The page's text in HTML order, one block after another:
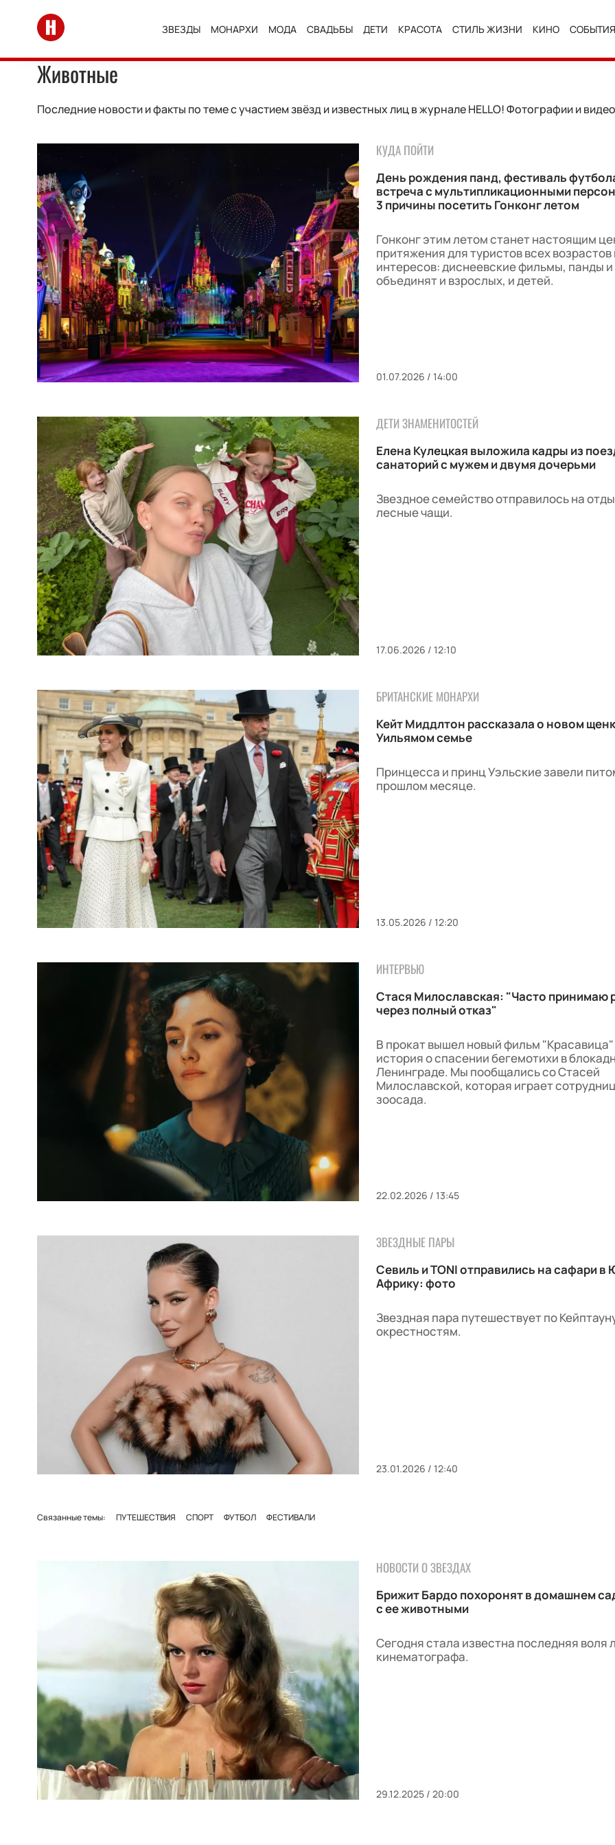
Перейти на главную
ЗВЕЗДЫ МОНАРХИ МОДА СВАДЬБЫ ДЕТИ КРАСОТА СТИЛЬ ЖИЗНИ КИНО СОБЫТИЯ
Животные
Последние новости и факты по теме с участием звёзд и известных лиц в журнале HELLO! Фотографии и
КУДА ПОЙТИ
День рождения панд, фестиваль
встреча с мультипликационными
3 причины посетить Гонконг летом
Гонконг этим летом станет настоящим
притяжения для туристов всех возрастов
интересов: диснеевские фильмы, панды
объединят и взрослых, и детей.
01.07.2026 / 14:00
ДЕТИ ЗНАМЕНИТОСТЕЙ
Елена Кулецкая выложила кадры из
санаторий с мужем и двумя дочерьми
Звездное семейство отправилось на
лесные чащи.
17.06.2026 / 12:10
БРИТАНСКИЕ МОНАРХИ
Кейт Миддлтон рассказала о новом
Уильямом семье
Принцесса и принц Уэльские завели
прошлом месяце.
13.05.2026 / 12:20
ИНТЕРВЬЮ
Стася Милославская: "Часто принимаю
через полный отказ"
В прокат вышел новый фильм "Красавица"
история о спасении бегемотихи в
Ленинграде. Мы пообщались со Стасей
Милославской, которая играет
зоосада.
22.02.2026 / 13:45
ЗВЕЗДНЫЕ ПАРЫ
Севиль и TONI отправились на сафари
Африку: фото
Звездная пара путешествует по
окрестностям.
23.01.2026 / 12:40
Связанные темы: ПУТЕШЕСТВИЯ СПОРТ ФУТБОЛ ФЕСТИВАЛИ
НОВОСТИ О ЗВЕЗДАХ
Брижит Бардо похоронят в домашнем
с ее животными
Сегодня стала известна последняя воля
кинематографа.
29.12.2025 / 20:00